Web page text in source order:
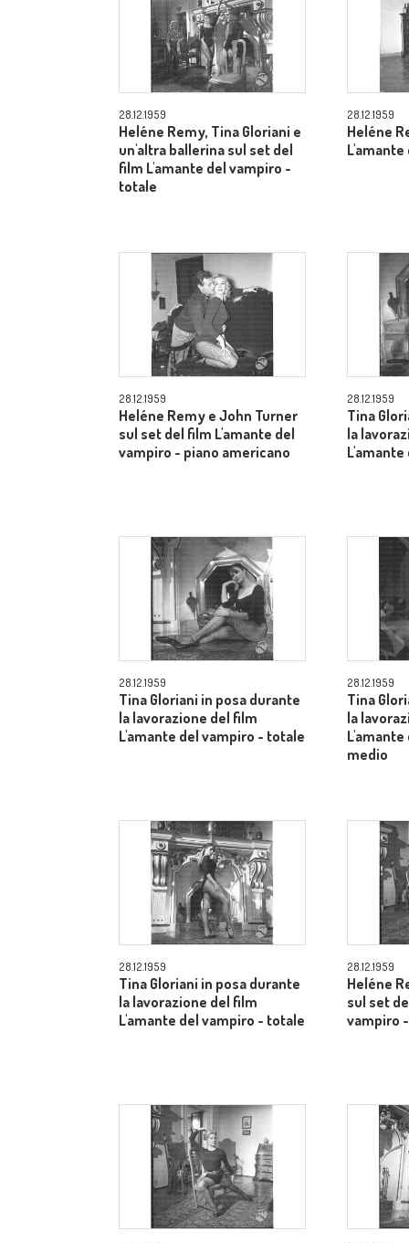
28.12.1959
Heléne Remy, Tina Gloriani e
un'altra ballerina sul set del
film L'amante del vampiro -
totale
28.12.1959
Heléne
28.12.1959
Heléne Remy e John Turner
sul set del film L'amante del
vampiro - piano americano
28.12.1959
Tina
la
28.12.1959
Tina Gloriani in posa durante
la lavorazione del film
L'amante del vampiro - totale
28.12.1959
Tina
la
medio
28.12.1959
Tina Gloriani in posa durante
la lavorazione del film
L'amante del vampiro - totale
28.12.1959
Heléne
sul set
vampiro